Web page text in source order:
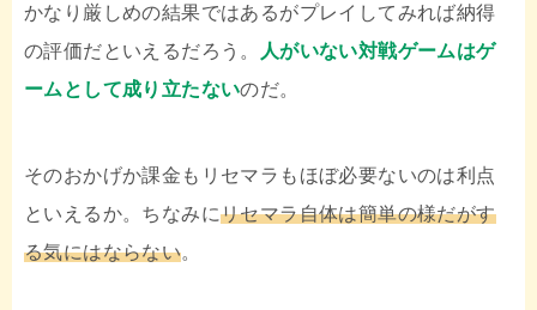
かなり厳しめの結果ではあるがプレイしてみれば納得
の評価だといえるだろう。
人がいない対戦ゲームはゲ
ームとして成り立たないのだ。
そのおかげか課金もリセマラもほぼ必要ないのは利点
といえるか。ちなみにリセマラ自体は簡単の様だがす
る気にはならない。